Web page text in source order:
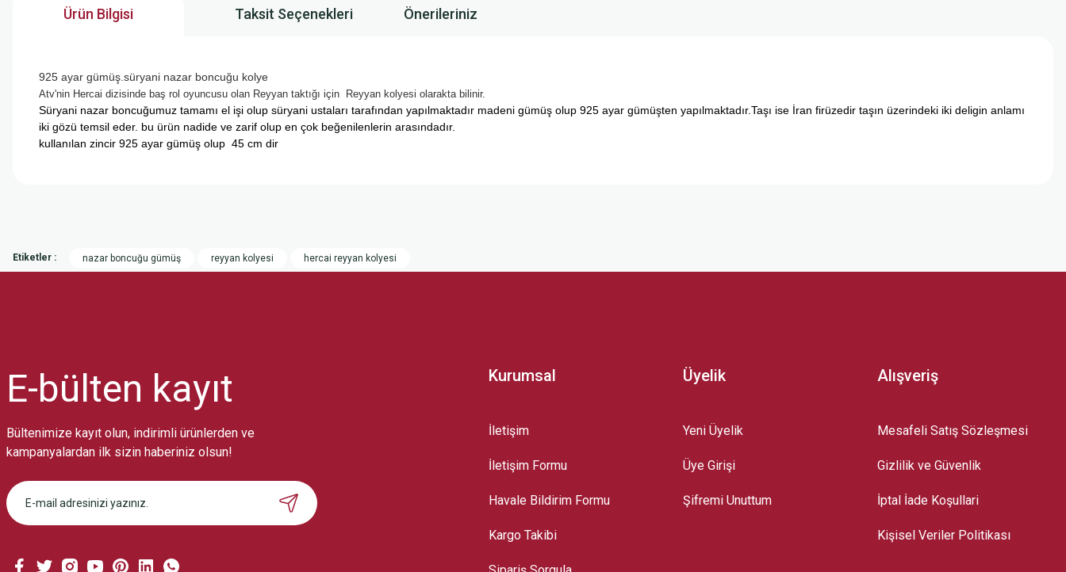
Ürün Bilgisi Taksit Seçenekleri Önerileriniz
925 ayar gümüş.süryani nazar boncuğu kolye
Atv'nin Hercai dizisinde baş rol oyuncusu olan Reyyan taktığı için Reyyan kolyesi olarakta bilinir.
Süryani nazar boncuğumuz tamamı el işi olup süryani ustaları tarafından yapılmaktadır madeni gümüş olup 925 ayar gümüşten yapılmaktadır.Taşı ise İran firüzedir taşın üzerindeki iki deligin anlamı
iki gözü temsil eder. bu ürün nadide ve zarif olup en çok beğenilenlerin arasındadır.
kullanılan zincir 925 ayar gümüş olup 45 cm dir
Gönder
Etiketler : nazar boncuğu gümüş reyyan kolyesi hercai reyyan kolyesi
E-bülten kayıt
Bültenimize kayıt olun, indirimli ürünlerden ve
kampanyalardan ilk sizin haberiniz olsun!
Kurumsal
İletişim
İletişim Formu
Havale Bildirim Formu
Kargo Takibi
Üyelik
Yeni Üyelik
Üye Girişi
Şifremi Unuttum
Alışveriş
Mesafeli Satış Sözleşmesi
Gizlilik ve Güvenlik
İptal İade Koşullari
Kişisel Veriler Politikası